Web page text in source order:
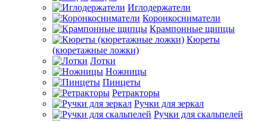
Иглодержатели
Коронкосниматели
Крампонные щипцы
Кюреты
(кюретажные ложки)
Лотки
Ножницы
Пинцеты
Ретракторы
Ручки для зеркал
Ручки для скальпелей